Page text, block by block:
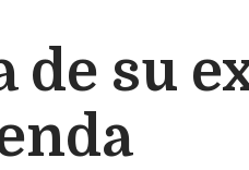
de su